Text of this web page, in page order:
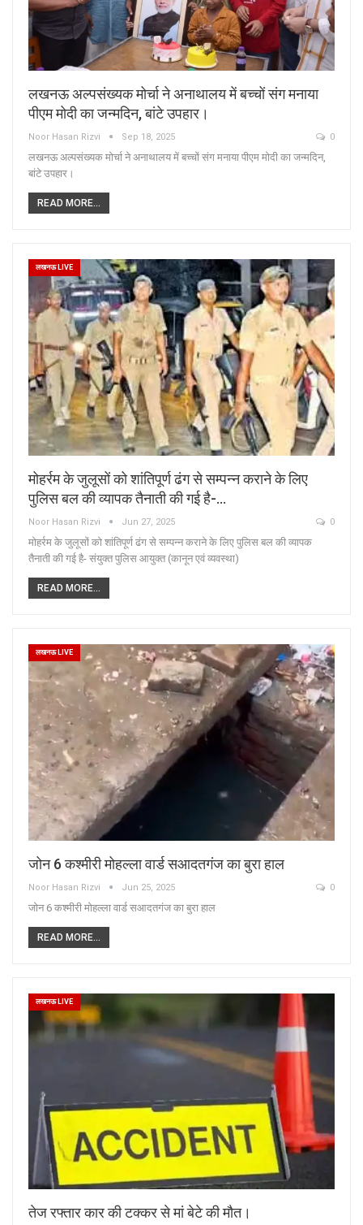
लखनऊ अल्पसंख्यक मोर्चा ने अनाथालय में बच्चों संग मनाया
पीएम मोदी का जन्मदिन, बांटे उपहार।
Noor Hasan Rizvi Sep 18, 2025 0
लखनऊ अल्पसंख्यक मोर्चा ने अनाथालय में बच्चों संग मनाया पीएम मोदी का जन्मदिन,
बांटे उपहार।
READ MORE...
लखनऊ LIVE
मोहर्रम के जुलूसों को शांतिपूर्ण ढंग से सम्पन्न कराने के लिए
पुलिस बल की व्यापक तैनाती की गई है-…
Noor Hasan Rizvi Jun 27, 2025 0
मोहर्रम के जुलूसों को शांतिपूर्ण ढंग से सम्पन्न कराने के लिए पुलिस बल की व्यापक
तैनाती की गई है- संयुक्त पुलिस आयुक्त (कानून एवं व्यवस्था)
READ MORE...
लखनऊ LIVE
जोन 6 कश्मीरी मोहल्ला वार्ड सआदतगंज का बुरा हाल
Noor Hasan Rizvi Jun 25, 2025 0
जोन 6 कश्मीरी मोहल्ला वार्ड सआदतगंज का बुरा हाल
READ MORE...
लखनऊ LIVE
तेज रफ्तार कार की टक्कर से मां बेटे की मौत।